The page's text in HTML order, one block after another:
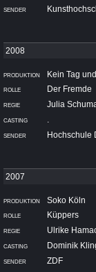
Kein Tag
Der Fremde
Julia
.
Hochschule
Soko Köln
Küppers
Ulrike
Dominik
ZDF